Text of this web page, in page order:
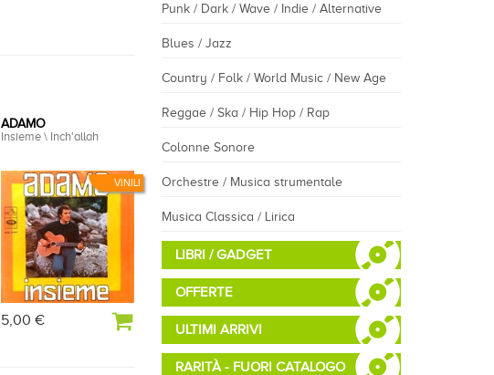
VINILI
ADAMO
Insieme \ Inch'allah
5,00 €
Punk / Dark / Wave / Indie / Alternative
Blues / Jazz
Country / Folk / World Music / New Age
Reggae / Ska / Hip Hop / Rap
Colonne Sonore
Orchestre / Musica strumentale
Musica Classica / Lirica
LIBRI / GADGET
OFFERTE
ULTIMI ARRIVI
RARITÀ - FUORI CATALOGO